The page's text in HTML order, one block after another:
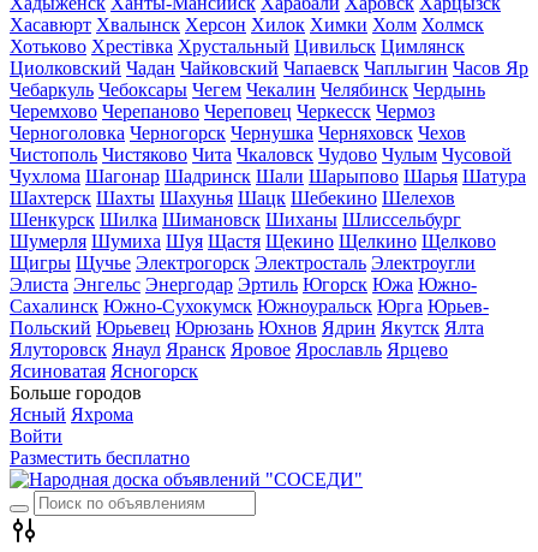
Хасавюрт Хвалынск Херсон Хилок Химки Холм Холмск
Хотьково Хрестівка Хрустальный Цивильск Цимлянск
Циолковский Чадан Чайковский Чапаевск Чаплыгин Часов Яр
Чебаркуль Чебоксары Чегем Чекалин Челябинск Чердынь
Черемхово Черепаново Череповец Черкесск Чермоз
Черноголовка Черногорск Чернушка Черняховск Чехов
Чистополь Чистяково Чита Чкаловск Чудово Чулым Чусовой
Чухлома Шагонар Шадринск Шали Шарыпово Шарья Шатура
Шахтерск Шахты Шахунья Шацк Шебекино Шелехов
Шенкурск Шилка Шимановск Шиханы Шлиссельбург
Шумерля Шумиха Шуя Щастя Щекино Щелкино Щелково
Щигры Щучье Электрогорск Электросталь Электроугли
Элиста Энгельс Энергодар Эртиль Югорск Южа Южно-
Сахалинск Южно-Сухокумск Южноуральск Юрга Юрьев-
Польский Юрьевец Юрюзань Юхнов Ядрин Якутск Ялта
Ялуторовск Янаул Яранск Яровое Ярославль Ярцево
Ясиноватая Ясногорск
Больше городов
Ясный Яхрома
Войти
Разместить бесплатно